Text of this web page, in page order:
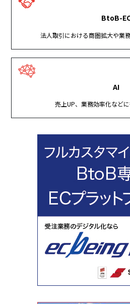
BtoB-
法人取引における商圏拡大や業
AI
売上UP、業務効率化など